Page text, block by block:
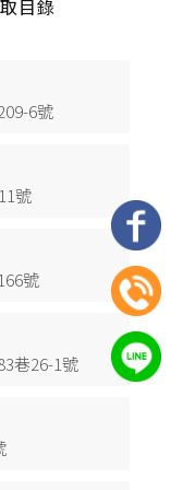
目錄
6號
號
號
巷26-1號